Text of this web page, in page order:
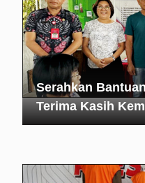
Serahkan
Terima Kasih